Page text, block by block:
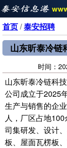
首页/泰安招聘
山东昕泰冷链
时间：
山东昕泰冷链科
公司成立于2025
生产与销售的企
人，厂区占地
司集研发、设计
板、屋面瓦楞板